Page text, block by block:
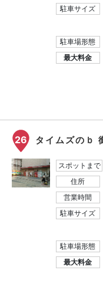
駐車サイズ
駐車場形態
最大料金
26 タイムズのｂ
スポットまで
住所
営業時間
駐車サイズ
駐車場形態
最大料金